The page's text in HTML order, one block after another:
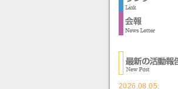
2026.08.05.